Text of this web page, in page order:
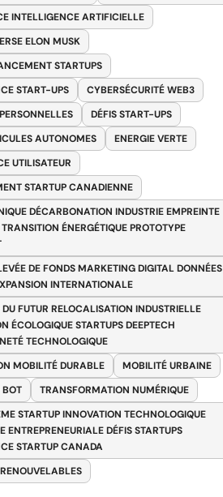
INTELLIGENCE ARTIFICIELLE
ELON MUSK
STARTUPS
START-UPS
CYBERSÉCURITÉ WEB3
DÉFIS START-UPS
AUTONOMES
ENERGIE VERTE
UTILISATEUR
STARTUP CANADIENNE
DÉCARBONATION INDUSTRIE EMPREINTE
ÉNERGÉTIQUE PROTOTYPE
DE FONDS MARKETING DIGITAL DONNÉES
INTERNATIONALE
DU FUTUR RELOCALISATION INDUSTRIELLE
ÉCOLOGIQUE STARTUPS DEEPTECH
TECHNOLOGIQUE
MOBILITÉ DURABLE
MOBILITÉ URBAINE
BOT
TRANSFORMATION NUMÉRIQUE
STARTUP INNOVATION TECHNOLOGIQUE
ENTREPRENEURIALE DÉFIS STARTUPS
STARTUP CANADA